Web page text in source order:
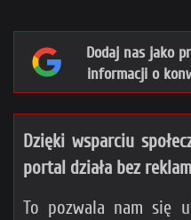
Dodaj nas jako
informacji o
Dzięki wsparciu
portal działa bez
To pozwala nam się